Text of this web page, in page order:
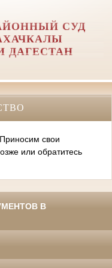
СУД
ДАГЕСТАН
свои
или обратитесь
В